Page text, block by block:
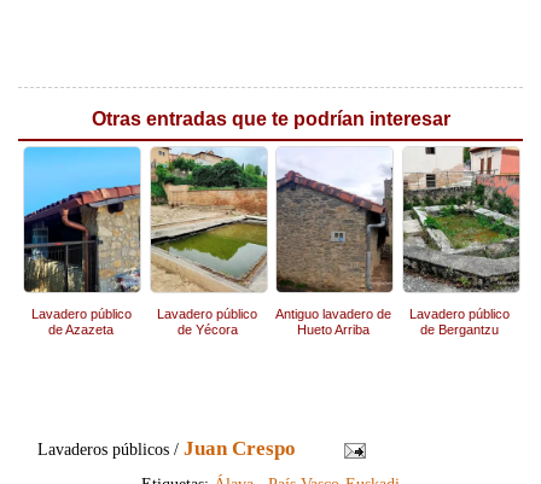
Otras entradas que te podrían interesar
Lavadero público
de Azazeta
Lavadero público
de Yécora
Antiguo lavadero de
Hueto Arriba
Lavadero público
de Bergantzu
Lavaderos públicos /Juan Crespo